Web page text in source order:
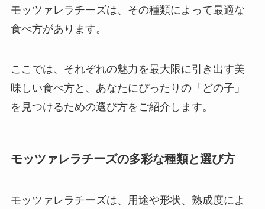
モッツァレラチーズは、その種類によって最適な
食べ方があります。
ここでは、それぞれの魅力を最大限に引き出す美
味しい食べ方と、あなたにぴったりの「どの子」
を見つけるための選び方をご紹介します。
モッツァレラチーズの多彩な種類と選び方
モッツァレラチーズは、用途や形状、熟成度によ